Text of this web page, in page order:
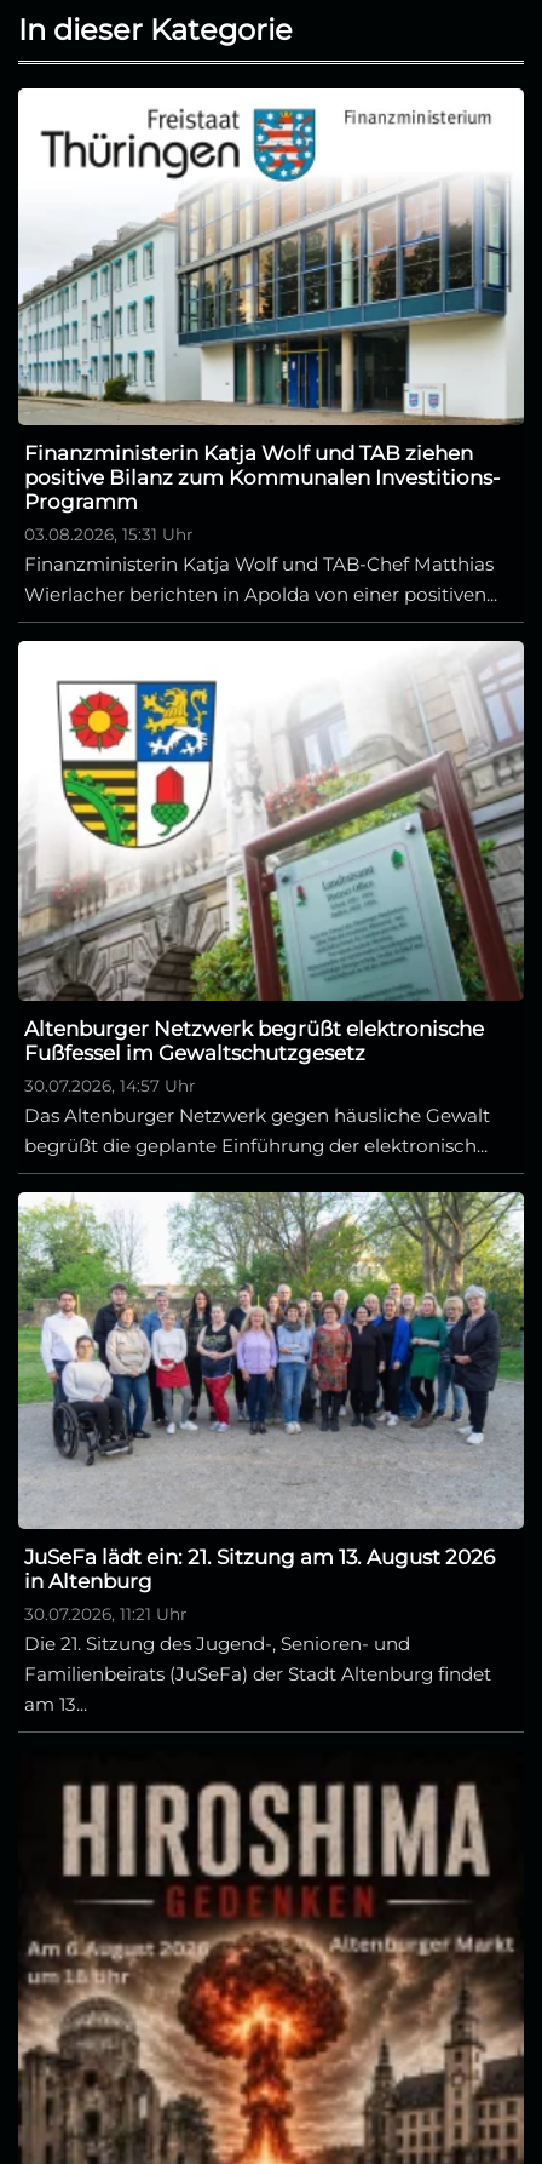
In dieser Kategorie
Finanzministerin Katja Wolf und TAB ziehen
positive Bilanz zum Kommunalen Investitions-
Programm
03.08.2026, 15:31 Uhr
Finanzministerin Katja Wolf und TAB-Chef Matthias
Wierlacher berichten in Apolda von einer positiven...
Altenburger Netzwerk begrüßt elektronische
Fußfessel im Gewaltschutzgesetz
30.07.2026, 14:57 Uhr
Das Altenburger Netzwerk gegen häusliche Gewalt
begrüßt die geplante Einführung der elektronisch...
JuSeFa lädt ein: 21. Sitzung am 13. August 2026
in Altenburg
30.07.2026, 11:21 Uhr
Die 21. Sitzung des Jugend-, Senioren- und
Familienbeirats (JuSeFa) der Stadt Altenburg findet
am 13...